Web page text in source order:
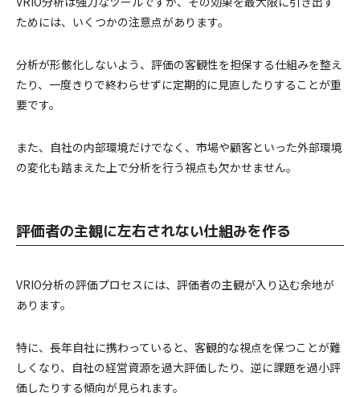
ためには、いくつかの注意点があります。
分析が形骸化しないよう、評価の客観性を担保する仕組みを整え
たり、一度きりで終わらせずに定期的に見直したりすることが重
要です。
また、自社の内部環境だけでなく、市場や顧客といった外部環境
の変化も踏まえた上で分析を行う視点も欠かせません。
評価者の主観に左右されない仕組みを作る
VRIO分析の評価プロセスには、評価者の主観が入り込む余地が
あります。
特に、長年自社に携わっていると、客観的な視点を保つことが難
しくなり、自社の経営資源を過大評価したり、逆に課題を過小評
価したりする傾向が見られます。